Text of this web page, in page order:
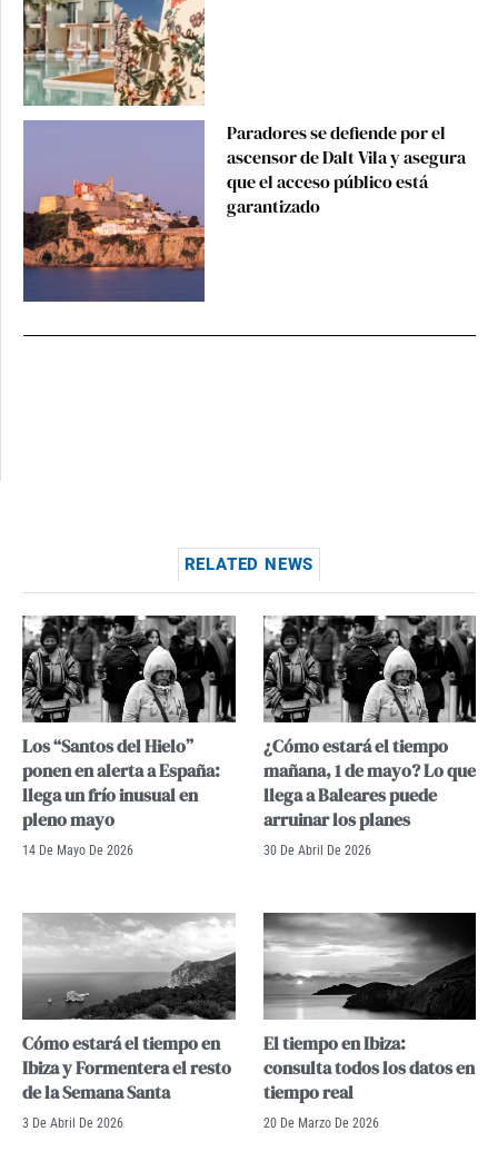
Paradores se defiende por el
ascensor de Dalt Vila y asegura
que el acceso público está
garantizado
RELATED NEWS
Los “Santos del Hielo”
ponen en alerta a España:
llega un frío inusual en
pleno mayo
14 De Mayo De 2026
¿Cómo estará el tiempo
mañana, 1 de mayo? Lo que
llega a Baleares puede
arruinar los planes
30 De Abril De 2026
Cómo estará el tiempo en
Ibiza y Formentera el resto
de la Semana Santa
3 De Abril De 2026
El tiempo en Ibiza:
consulta todos los datos en
tiempo real
20 De Marzo De 2026